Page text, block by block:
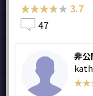
★★★★★
★★★★★ 3.7
47
非公